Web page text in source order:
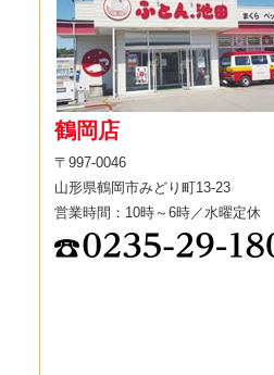
鶴岡店
〒997-0046
山形県鶴岡市みどり町13-23
営業時間：10時～6時／水曜定休